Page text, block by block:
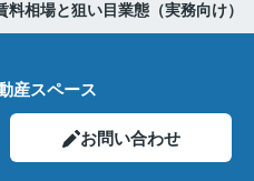
相場と狙い目業態（実務向け）
産スペース
お問い合わせ